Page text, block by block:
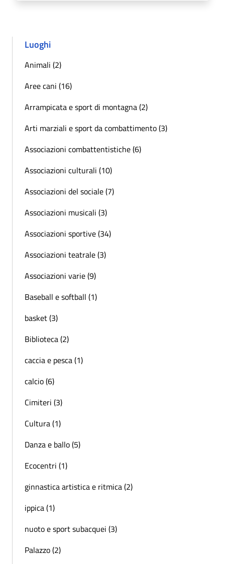
Luoghi
Animali (2)
Aree cani (16)
Arrampicata e sport di montagna (2)
Arti marziali e sport da combattimento (3)
Associazioni combattentistiche (6)
Associazioni culturali (10)
Associazioni del sociale (7)
Associazioni musicali (3)
Associazioni sportive (34)
Associazioni teatrale (3)
Associazioni varie (9)
Baseball e softball (1)
basket (3)
Biblioteca (2)
caccia e pesca (1)
calcio (6)
Cimiteri (3)
Cultura (1)
Danza e ballo (5)
Ecocentri (1)
ginnastica artistica e ritmica (2)
ippica (1)
nuoto e sport subacquei (3)
Palazzo (2)